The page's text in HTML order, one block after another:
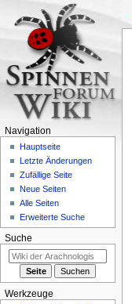
Navigation
Hauptseite
Letzte Änderungen
Zufällige Seite
Neue Seiten
Alle Seiten
Erweiterte Suche
Suche
Werkzeuge